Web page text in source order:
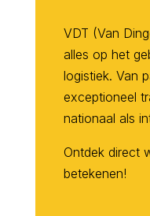
VDT (Van
alles op het
logistiek. Van
exceptioneel
nationaal als
Ontdek direct
betekenen!